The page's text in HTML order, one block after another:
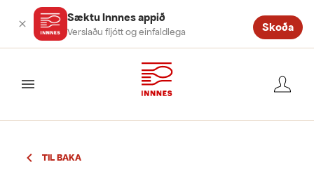
Sæktu Innnes appið
Verslaðu fljótt og einfaldlega Skoða
valmynd
TIL BAKA